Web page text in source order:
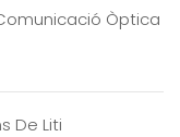
Òptica
De Liti